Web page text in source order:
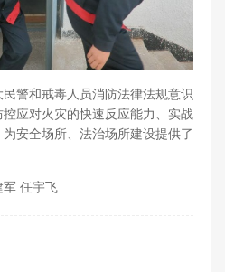
警和戒毒人员消防法律法规意识
应对火灾的快速反应能力、实战
安全场所、法治场所建设提供了
任宇飞